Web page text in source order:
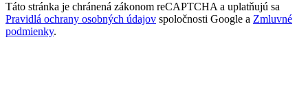
Táto stránka je chránená zákonom reCAPTCHA a uplatňujú sa
Pravidlá ochrany osobných údajov spoločnosti Google a Zmluvné
podmienky.